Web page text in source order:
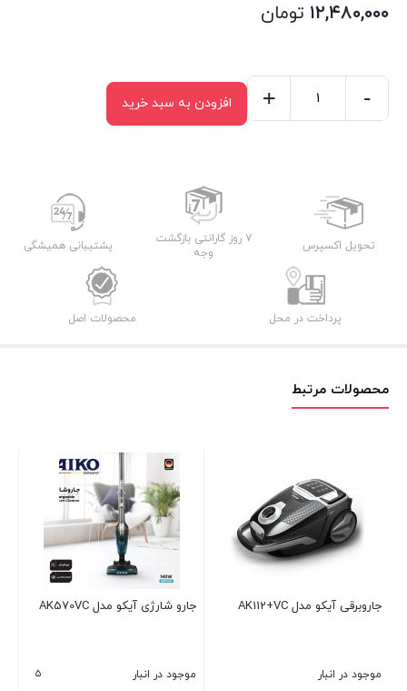
۱۲,۴۸۰,۰۰۰ تومان
AK640VC
-
+ افزودن به سبد خرید
تحویل اکسپرس
۷ روز گارانتی بازگشت
وجه
پشتیبانی همیشگی
پرداخت در محل محصولات اصل
محصولات مرتبط
جارو شارژی آیکو مدل AK570VC
۵
جارو ایستاده آیکو مدل AK641VC